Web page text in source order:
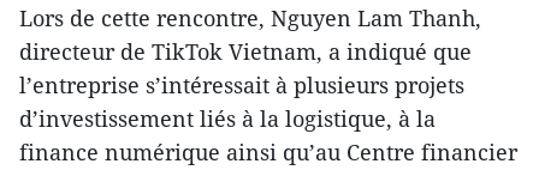
Lors de cette rencontre, Nguyen Lam Thanh,
directeur de TikTok Vietnam, a indiqué que
l’entreprise s’intéressait à plusieurs projets
d’investissement liés à la logistique, à la
finance numérique ainsi qu’au Centre financier